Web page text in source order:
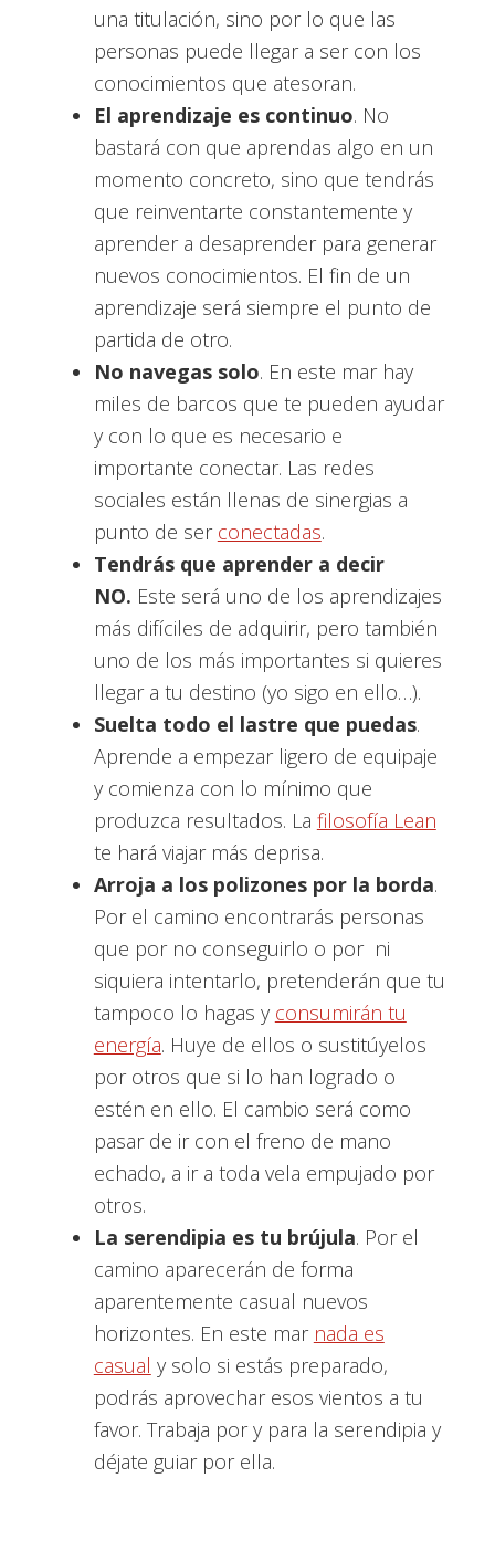
una titulación, sino por lo que las
personas puede llegar a ser con los
conocimientos que atesoran.
El aprendizaje es continuo. No
bastará con que aprendas algo en un
momento concreto, sino que tendrás
que reinventarte constantemente y
aprender a desaprender para generar
nuevos conocimientos. El fin de un
aprendizaje será siempre el punto de
partida de otro.
No navegas solo. En este mar hay
miles de barcos que te pueden ayudar
y con lo que es necesario e
importante conectar. Las redes
sociales están llenas de sinergias a
punto de ser conectadas.
Tendrás que aprender a decir
NO. Este será uno de los aprendizajes
más difíciles de adquirir, pero también
uno de los más importantes si quieres
llegar a tu destino (yo sigo en ello…).
Suelta todo el lastre que puedas.
Aprende a empezar ligero de equipaje
y comienza con lo mínimo que
produzca resultados. La filosofía Lean
te hará viajar más deprisa.
Arroja a los polizones por la borda.
Por el camino encontrarás personas
que por no conseguirlo o por ni
siquiera intentarlo, pretenderán que tu
tampoco lo hagas y consumirán tu
energía. Huye de ellos o sustitúyelos
por otros que si lo han logrado o
estén en ello. El cambio será como
pasar de ir con el freno de mano
echado, a ir a toda vela empujado por
otros.
La serendipia es tu brújula. Por el
camino aparecerán de forma
aparentemente casual nuevos
horizontes. En este mar nada es
casual y solo si estás preparado,
podrás aprovechar esos vientos a tu
favor. Trabaja por y para la serendipia y
déjate guiar por ella.